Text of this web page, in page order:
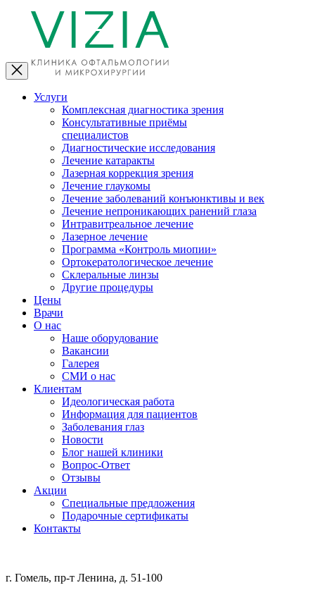
Услуги
Комплексная диагностика зрения
Консультативные приёмы
специалистов
Диагностические исследования
Лечение катаракты
Лазерная коррекция зрения
Лечение глаукомы
Лечение заболеваний конъюнктивы и век
Лечение непроникающих ранений глаза
Интравитреальное лечение
Лазерное лечение
Программа «Контроль миопии»
Ортокератологическое лечение
Склеральные линзы
Другие процедуры
Цены
Врачи
О нас
Наше оборудование
Вакансии
Галерея
СМИ о нас
Клиентам
Идеологическая работа
Информация для пациентов
Заболевания глаз
Новости
Блог нашей клиники
Вопрос-Ответ
Отзывы
Акции
Специальные предложения
Подарочные сертификаты
Контакты
г. Гомель, пр-т Ленина, д. 51-100